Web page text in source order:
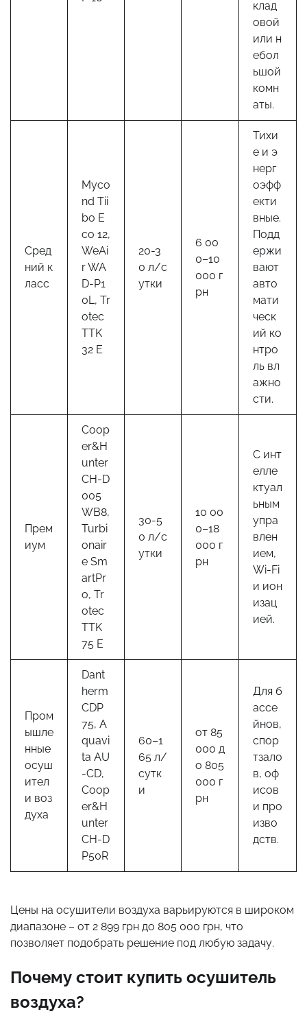
клад
овой
или н
ебол
ьшой
комн
аты.
Сред
ний к
ласс
Myco
nd Tii
bo E
co 12,
WeAi
r WA
D-P1
0L, Tr
otec
TTK
32 E
20-3
0 л/с
утки
6 00
0–10
000 г
рн
Тихи
е и э
нерг
оэфф
екти
вные.
Подд
ержи
вают
авто
мати
ческ
ий ко
нтро
ль вл
ажно
сти.
Прем
иум
Coop
er&H
unter
CH-D
005
WB8,
Turbi
onair
e Sm
artPr
o, Tr
otec
TTK
75 E
30-5
0 л/с
утки
10 00
0–18
000 г
рн
С инт
елле
ктуал
ьным
упра
влен
ием,
Wi-Fi
и ион
изац
ией.
Пром
ышле
нные
осуш
ител
и воз
духа
Dant
herm
CDP
75, A
quavi
ta AU
-CD,
Coop
er&H
unter
CH-D
P50R
60–1
65 л/
сутк
и
от 85
000 д
о 805
000 г
рн
Для б
ассе
йнов,
спор
тзало
в, оф
исов
и про
изво
дств.
Цены на осушители воздуха варьируются в широком
диапазоне – от 2 899 грн до 805 000 грн, что
позволяет подобрать решение под любую задачу.
Почему стоит купить осушитель
воздуха?